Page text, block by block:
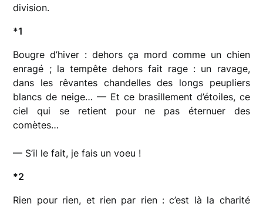
division.
*1
Bougre d’hiver : dehors ça mord comme un chien
enragé ; la tempête dehors fait rage : un ravage,
dans les rêvantes chandelles des longs peupliers
blancs de neige… — Et ce brasillement d’étoiles, ce
ciel qui se retient pour ne pas éternuer des
comètes…
— S’il le fait, je fais un voeu !
*2
Rien pour rien, et rien par rien : c’est là la charité